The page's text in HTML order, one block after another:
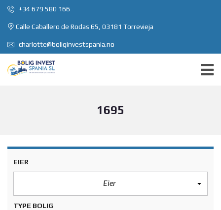
+34 679 580 166
Calle Caballero de Rodas 65, 03181 Torrevieja
charlotte@boliginvestspania.no
1695
EIER
Eier
TYPE BOLIG